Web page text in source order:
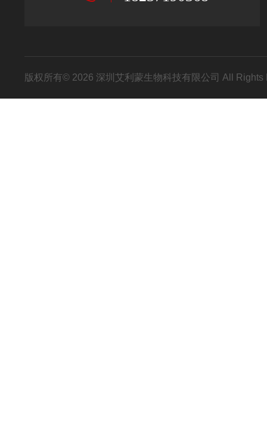
版权所有© 2026 深圳艾利蒙生物科技有限公司 All